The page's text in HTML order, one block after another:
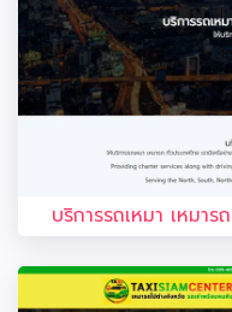
บริการรถเหมา เหมา